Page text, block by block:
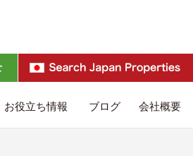
お役立ち情報 ブログ 会社概要